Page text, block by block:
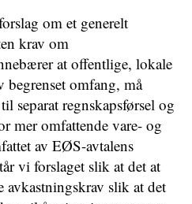
om et generelt
krav om
at offentlige, lokale
begrenset omfang, må
separat regnskapsførsel og
mer omfattende vare- og
av EØS-avtalens
vi forslaget slik at det at
avkastningskrav slik at det